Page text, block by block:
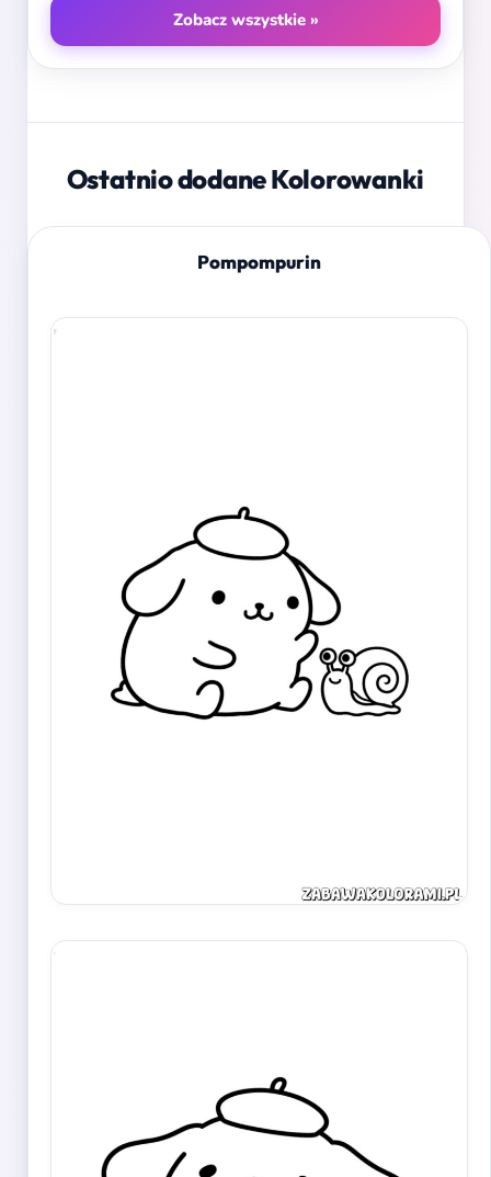
Zobacz wszystkie »
Ostatnio dodane Kolorowanki
Pompompurin